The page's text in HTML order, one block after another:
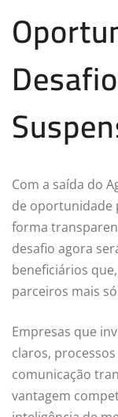
Com a saída do
de oportunidade
forma
desafio agora
beneficiários
parceiros mais
Empresas que
claros,
comunicação
vantagem